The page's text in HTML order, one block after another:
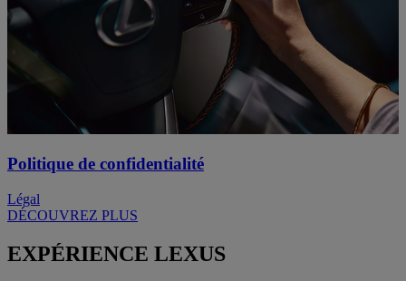
Politique de confidentialité
Légal
DÉCOUVREZ PLUS
EXPÉRIENCE LEXUS